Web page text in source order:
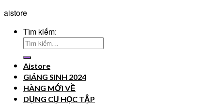
aistore
Tìm kiếm:
Aistore
GIÁNG SINH 2024
HÀNG MỚI VỀ
DỤNG CỤ HỌC TẬP